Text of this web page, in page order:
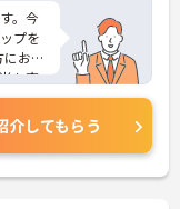
。今
プを
おす
も充
味の
、お
介してもらう